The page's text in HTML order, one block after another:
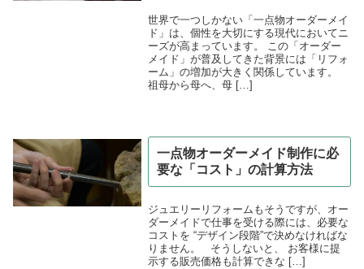
世界で一つしかない「一点物オーダーメイ
ド」は、個性を大切にする現代においてニ
ーズが高まっています。 この「オーダー
メイド」が普及してきた背景には「リフォ
ーム」の増加が大きく関係しています。
祖母から母へ、母 […]
一点物オーダーメイド制作に必
要な「コスト」の計算方法
ジュエリーリフォームもそうですが、オー
ダーメイドで仕事を受ける際には、必要な
コストを “デザイン段階”で決めなければな
りません。 そうしないと、 お客様に提
示する販売価格も計算できな […]